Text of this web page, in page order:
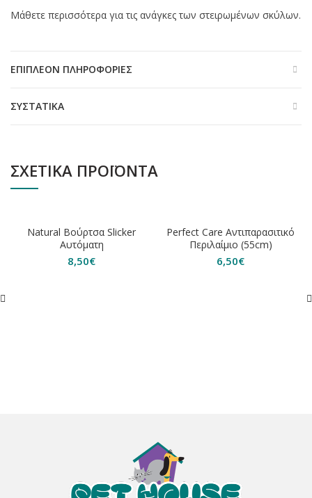
Μάθετε περισσότερα για τις ανάγκες των στειρωμένων σκύλων.
ΕΠΙΠΛΈΟΝ ΠΛΗΡΟΦΟΡΊΕΣ
ΣΥΣΤΑΤΙΚΆ
ΣΧΕΤΙΚΆ ΠΡΟΪΌΝΤΑ
Natural Bούρτσα Slicker
Αυτόματη
8,50€
Perfect Care Αντιπαρασιτικό
Περιλαίμιο (55cm)
6,50€